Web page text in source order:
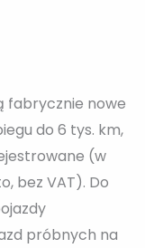
fabrycznie nowe
do 6 tys. km,
(w
bez VAT). Do
próbnych na